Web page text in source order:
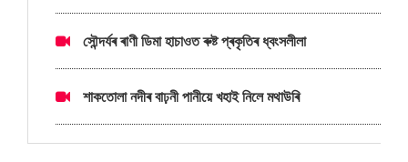
সৌন্দৰ্যৰ ৰাণী ডিমা হাচাওত ৰুষ্ট প্ৰকৃতিৰ ধ্বংসলীলা
শাকতোলা নদীৰ বাঢ়নী পানীয়ে খহাই নিলে মথাউৰি